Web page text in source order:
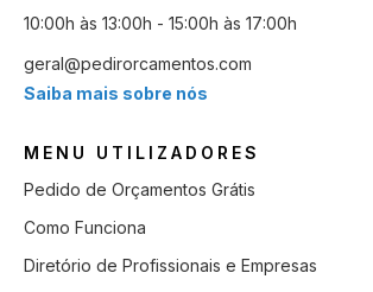
10:00h às 13:00h - 15:00h às 17:00h
geral@pedirorcamentos.com
Saiba mais sobre nós
MENU UTILIZADORES
Pedido de Orçamentos Grátis
Como Funciona
Diretório de Profissionais e Empresas